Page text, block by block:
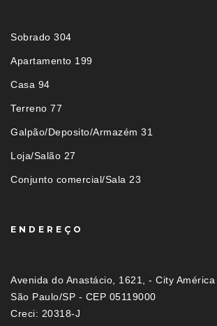
Sobrado 304
Apartamento 199
Casa 94
Terreno 77
Galpão/Deposito/Armazém 31
Loja/Salão 27
Conjunto comercial/Sala 23
ENDEREÇO
Avenida do Anastácio, 1621, - City América
São Paulo/SP - CEP 05119000
Creci: 20318-J